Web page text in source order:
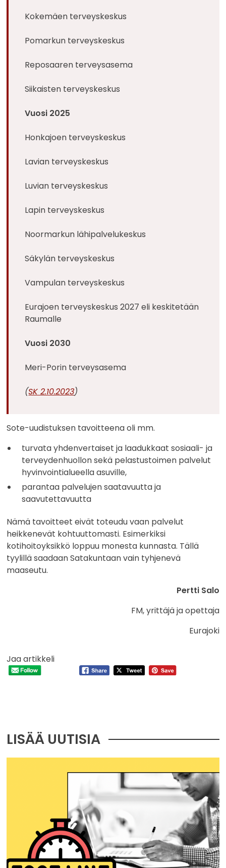
Kokemäen terveyskeskus
Pomarkun terveyskeskus
Reposaaren terveysasema
Siikaisten terveyskeskus
Vuosi 2025
Honkajoen terveyskeskus
Lavian terveyskeskus
Luvian terveyskeskus
Lapin terveyskeskus
Noormarkun lähipalvelukeskus
Säkylän terveyskeskus
Vampulan terveyskeskus
Eurajoen terveyskeskus 2027 eli keskitetään
Raumalle
Vuosi 2030
Meri-Porin terveysasema
(SK 2.10.2023)
Sote-uudistuksen tavoitteena oli mm.
turvata yhdenvertaiset ja laadukkaat sosiaali- ja
terveydenhuollon sekä pelastustoimen palvelut
hyvinvointialueella asuville,
parantaa palvelujen saatavuutta ja
saavutettavuutta
Nämä tavoitteet eivät toteudu vaan palvelut
heikkenevät kohtuuttomasti. Esimerkiksi
kotihoitoyksikkö loppuu monesta kunnasta. Tällä
tyylillä saadaan Satakuntaan vain tyhjenevä
maaseutu.
Pertti Salo
FM, yrittäjä ja opettaja
Eurajoki
Jaa artikkeli
LISÄÄ UUTISIA